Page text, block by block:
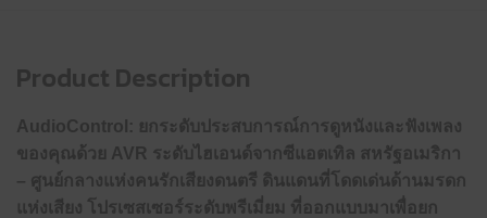
Product Description
AudioControl: ยกระดับประสบการณ์การดูหนังและฟังเพลง
ของคุณด้วย AVR ระดับไฮเอนด์จากซีแอตเทิล สหรัฐอเมริกา
– ศูนย์กลางแห่งคนรักเสียงดนตรี ดินแดนที่โดดเด่นด้านมรดก
แห่งเสียง โปรเซสเซอร์ระดับพรีเมี่ยม ที่ออกแบบมาเพื่อยก